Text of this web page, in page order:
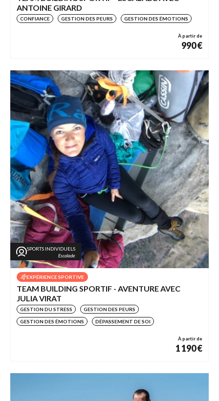
ANTOINE GIRARD
CONFIANCE GESTION DES PEURS GESTION DES ÉMOTIONS
À partir de
990 €
SPORTS INDIVIDUELS
Escalade
EXPÉRIENCE SPORTIVE
TEAM BUILDING SPORTIF - AVENTURE AVEC
JULIA VIRAT
GESTION DU STRESS GESTION DES PEURS
GESTION DES ÉMOTIONS DÉPASSEMENT DE SOI
À partir de
1 190 €